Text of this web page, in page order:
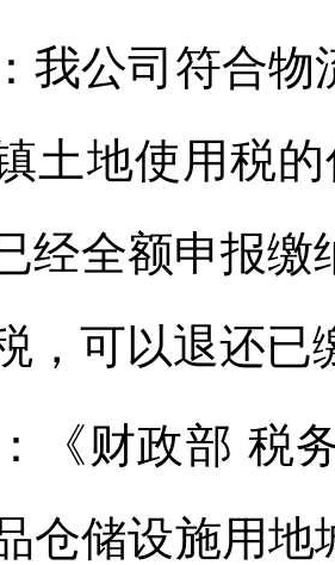
公司符合物
土地使用税
经全额申报缴
，可以退还已
财政部 税务
仓储设施用